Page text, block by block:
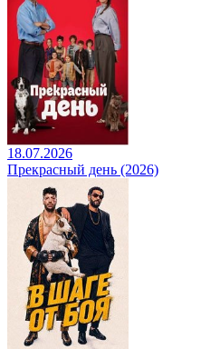
18.07.2026
Прекрасный день (2026)